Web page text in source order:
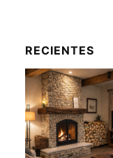
RECIENTES